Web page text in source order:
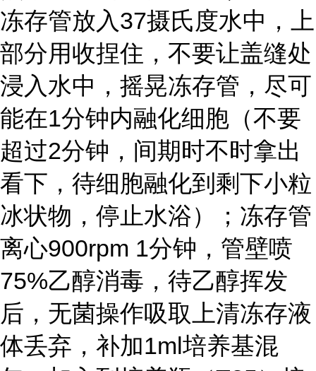
冻存管放入37摄氏度水中，上
部分用收捏住，不要让盖缝处
浸入水中，摇晃冻存管，尽可
能在1分钟内融化细胞（不要
超过2分钟，间期时不时拿出
看下，待细胞融化到剩下小粒
冰状物，停止水浴）；冻存管
离心900rpm 1分钟，管壁喷
75%乙醇消毒，待乙醇挥发
后，无菌操作吸取上清冻存液
体丢弃，补加1ml培养基混